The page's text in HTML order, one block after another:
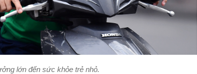
lớn đến sức khỏe trẻ nhỏ.